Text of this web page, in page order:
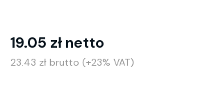
19.05 zł netto
23.43 zł brutto (+23% VAT)